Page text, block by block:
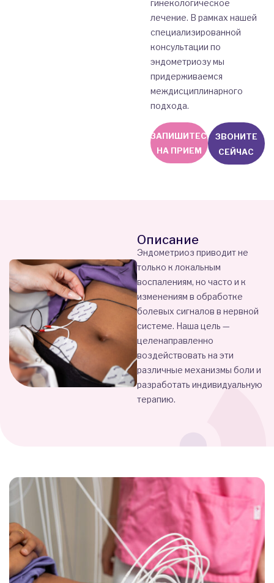
гинекологическое
лечение. В рамках нашей
специализированной
консультации по
эндометриозу мы
придерживаемся
междисциплинарного
подхода.
ЗАПИШИТЕСЬ
НА ПРИЕМ
ЗВОНИТЕ
СЕЙЧАС
Описание
Эндометриоз приводит не
только к локальным
воспалениям, но часто и к
изменениям в обработке
болевых сигналов в нервной
системе. Наша цель —
целенаправленно
воздействовать на эти
различные механизмы боли и
разработать индивидуальную
терапию.